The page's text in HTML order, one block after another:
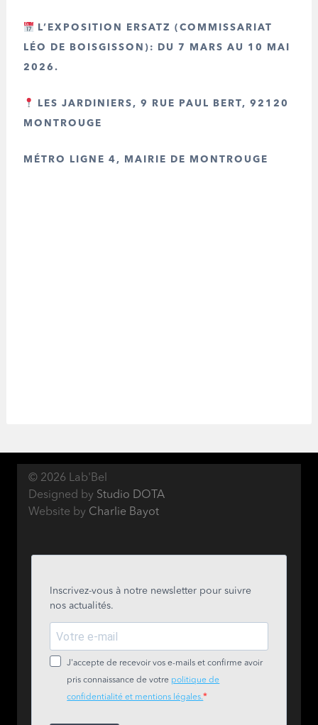
L’EXPOSITION ERSATZ (COMMISSARIAT
LÉO DE BOISGISSON): DU 7 MARS AU 10 MAI
2026.
LES JARDINIERS,9 RUE PAUL BERT, 92120
MONTROUGE
MÉTRO LIGNE 4, MAIRIE DE MONTROUGE
© 2026 Lab'Bel
Designed by Studio DOTA
Website by Charlie Bayot
Inscrivez-vous à notre newsletter pour suivre
nos actualités.
J'accepte de recevoir vos e-mails et confirme avoir
pris connaissance de votre politique de
confidentialité et mentions légales.